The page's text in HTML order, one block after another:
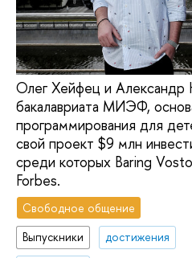
Олег Хейфец и Александр
бакалавриата МИЭФ,
программирования для
свой проект $9 млн
среди которых Baring
Forbes.
Свободное общение
Выпускники
достижения